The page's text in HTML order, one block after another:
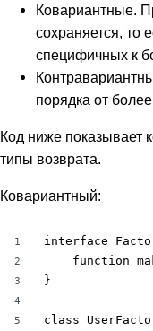
Ковариантные.
сохраняется, то
специфичных к
порядка от
Код ниже показывает
типы возврата.
Ковариантный:
1
2
3
4
5
interface
function
}
class